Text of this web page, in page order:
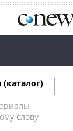
слову